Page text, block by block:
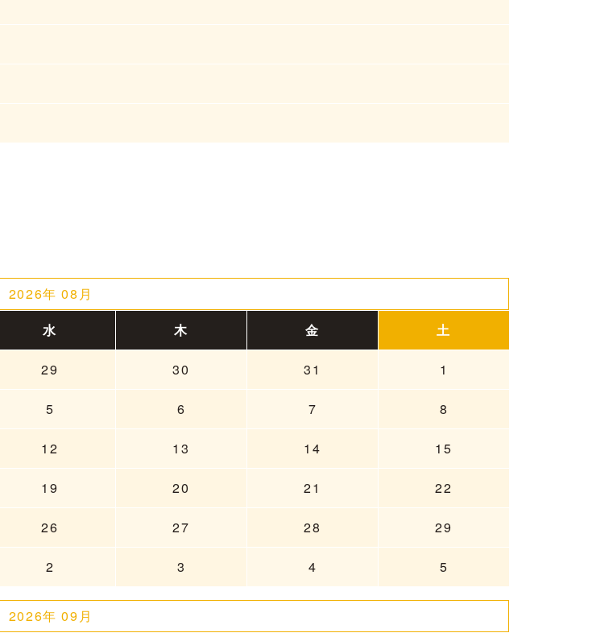
2026年 08月
水 木 金 土
29 30 31 1
5 6 7 8
12 13 14 15
19 20 21 22
26 27 28 29
2 3 4 5
2026年 09月